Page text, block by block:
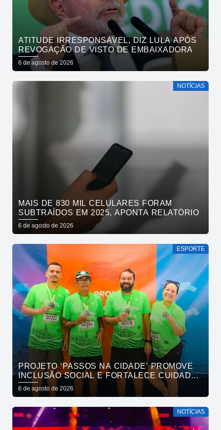
ATITUDE IRRESPONSÁVEL, DIZ LULA APÓS
REVOGAÇÃO DE VISTO DE EMBAIXADORA
6 de agosto de 2026
NOTÍCIAS
MAIS DE 830 MIL CELULARES FORAM
SUBTRAÍDOS EM 2025, APONTA RELATÓRIO
6 de agosto de 2026
ESPORTE
PROJETO ‘PASSOS NA CIDADE’ PROMOVE
INCLUSÃO SOCIAL E FORTALECE CUIDADO
EM SAÚDE MENTAL POR MEIO DA CORRIDA
6 de agosto de 2026
NOTÍCIAS